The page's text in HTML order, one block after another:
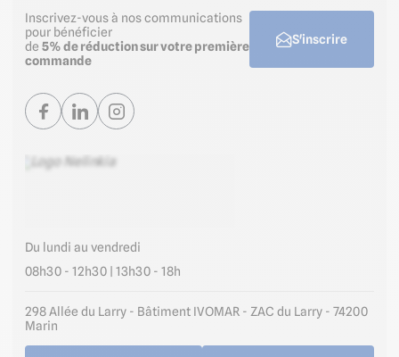
Du lundi au vendredi
08h30 - 12h30 | 13h30 - 18h
298 Allée du Larry - Bâtiment IVOMAR - ZAC du Larry - 74200
Marin
Inscrivez-vous à nos communications
pour bénéficier
de 5% de réduction sur votre première
commande
S'inscrire